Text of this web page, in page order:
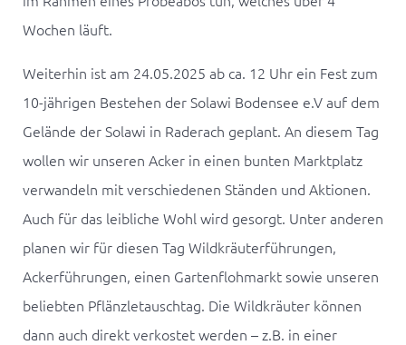
Wochen läuft.
Weiterhin ist am 24.05.2025 ab ca. 12 Uhr ein Fest zum
10-jährigen Bestehen der Solawi Bodensee e.V auf dem
Gelände der Solawi in Raderach geplant. An diesem Tag
wollen wir unseren Acker in einen bunten Marktplatz
verwandeln mit verschiedenen Ständen und Aktionen.
Auch für das leibliche Wohl wird gesorgt. Unter anderen
planen wir für diesen Tag Wildkräuterführungen,
Ackerführungen, einen Gartenflohmarkt sowie unseren
beliebten Pflänzletauschtag. Die Wildkräuter können
dann auch direkt verkostet werden – z.B. in einer